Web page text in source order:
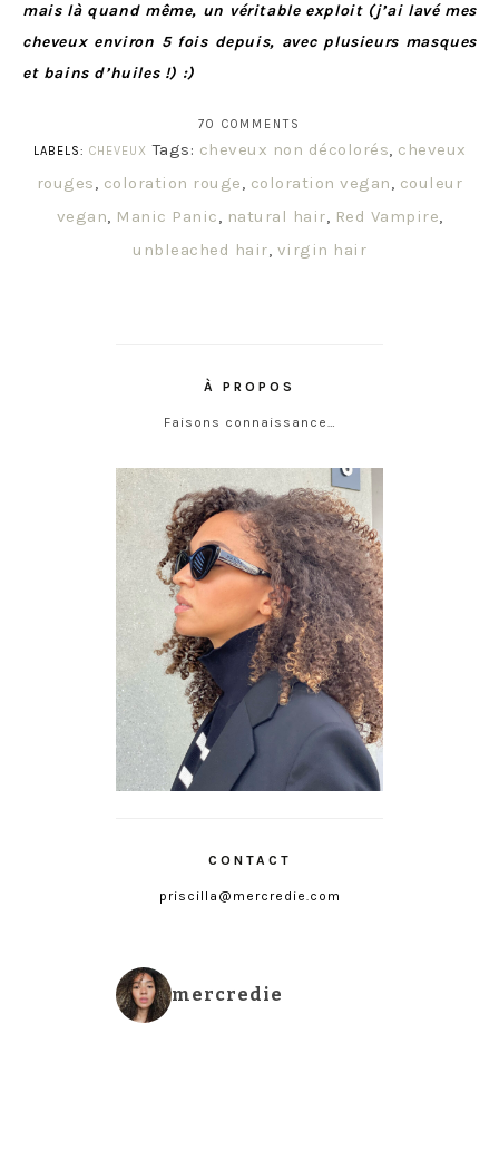
mais là quand même, un véritable exploit (j’ai lavé mes
cheveux environ 5 fois depuis, avec plusieurs masques
et bains d’huiles !) :)
70 COMMENTS
LABELS: CHEVEUX Tags: cheveux non décolorés, cheveux
rouges, coloration rouge, coloration vegan, couleur
vegan, Manic Panic, natural hair, Red Vampire,
unbleached hair, virgin hair
À PROPOS
Faisons connaissance…
CONTACT
priscilla@mercredie.com
mercredie